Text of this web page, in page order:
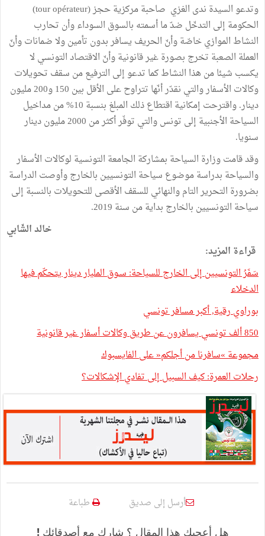
وتدعو السيدة ندى الغزي صاحبة مركزية حجز (tour opérateur)
الحكومة إلى التدخّل ضدّ ما أسمته بالسوق السوداء وأن تحارب
النشاط الموازي خاصّة وأنّ الحريف يسافر بدون تأمين ولا ضمانات وأنّ
العملة الصعبة تخرج بصورة غير قانونية وأنّ الاقتصاد التونسي لا
يكسب شيئا من هذا النشاط كما تدعو إلى الترفيع من سقف تحويلات
وكالات الأسفار والتي نقدّر أنّها تتراوح على الأقل بين 150 و200 مليون
دينار. واقترحت إمكانية اقتطاع ذلك المبلغ بنسبة 10% من مداخيل
السياحة الأجنبية إلى تونس والتي توفّر أكثر من 2000 مليون دينار
سنويا.
وقد قامت وزارة السياحة بمشاركة الجامعة التونسية لوكالات الأسفار
والسياحة بدراسة موضوع سياحة التونسيين بالخارج وأوصت الدراسة
بضرورة التحرير التام والنهائي للسقف الأقصى للتحويلات بالنسبة إلى
سياحة التونسيين بالخارج بداية من سنة 2019.
خالد الشّابي
قراءة المزيد:
سَفَرُ التونسيين إلى الخارج للسياحة: سـوق المليار دينار يتحكّم فيها
الدخلاء
بوراوي رقية, أكبر مسافر تونسي
850 ألف تونسي يسافرون عن طريق وكالات أسفار غير قانونية
مجموعة »سافرنا من أجلكم« على الفايسبوك
رحلات العمرة: كيف السبيل إلى تفادي الإشكالات؟
أرسل إلى صديق طباعة
هل أعجبك هذا المقال ؟ شارك مع أصدقائك !